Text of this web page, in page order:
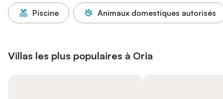
Piscine Animaux domestiques autorisés
Villas les plus populaires à Oria